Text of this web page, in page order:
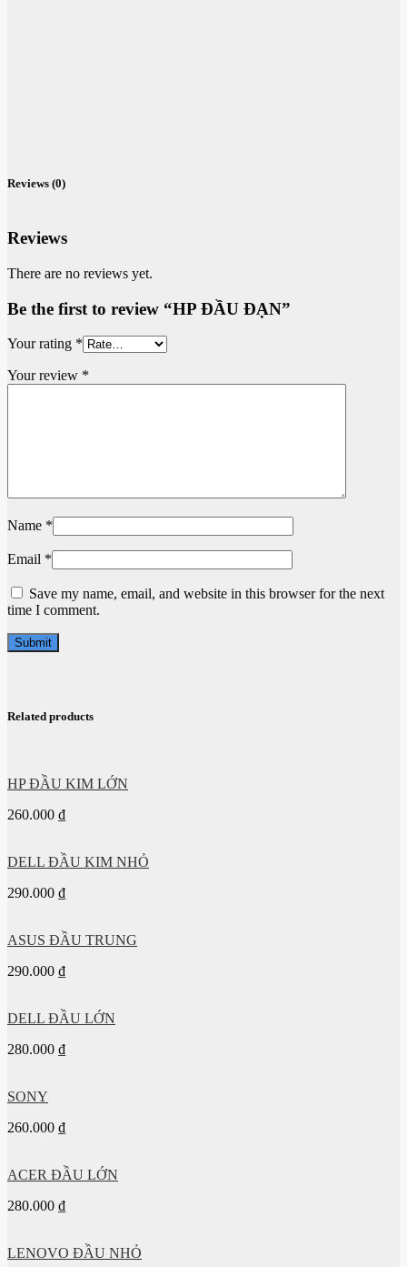
Reviews (0)
Reviews
There are no reviews yet.
Be the first to review “HP ĐẦU ĐẠN”
Your rating *
Your review *
Name *
Email *
Save my name, email, and website in this browser for the next
time I comment.
Related products
HP ĐẦU KIM LỚN
260.000 ₫
DELL ĐẦU KIM NHỎ
290.000 ₫
ASUS ĐẦU TRUNG
290.000 ₫
DELL ĐẦU LỚN
280.000 ₫
SONY
260.000 ₫
ACER ĐẦU LỚN
280.000 ₫
LENOVO ĐẦU NHỎ